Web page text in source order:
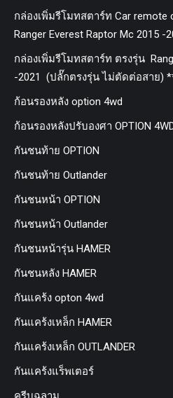
กล่องเพิ่มรีโมทสตาร์ท Car remote
Ranger Everest Raptor Mc 2015 -
กล่องเพิ่มรีโมทสตาร์ท ตรงรุ่น
-2021 (ปลั๊กตรงรุ่น ไม่ตัดต่อสาย)
ก้อนรองหลัง option 4wd
ก้อนรองหลังปรับองศา OPTION
กันชนท้าย OPTION
กันชนท้าย Outlander
กันชนหน้า OPTION
กันชนหน้า Outlander
กันชนหน้ารุ่น HAMER
กันชนหลัง HAMER
กันแคร้ง opton 4wd
กันแคร้งเหล็ก HAMER
กันแคร้งเหล็ก OUTLANDER
กันแคร้งแร็พเตอร์